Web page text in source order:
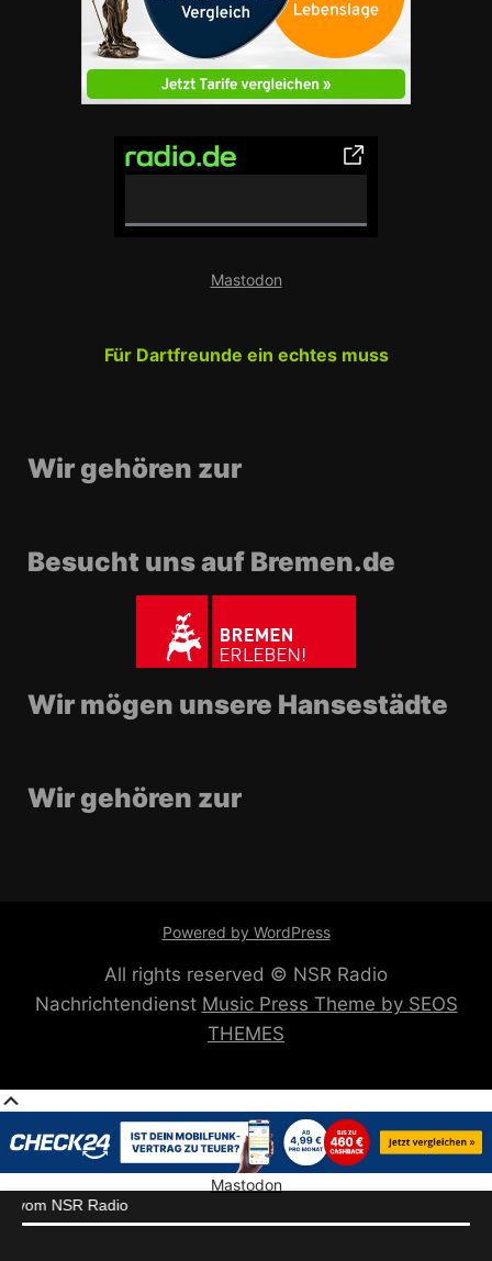
Mastodon
Für Dartfreunde ein echtes muss
Wir gehören zur
Besucht uns auf Bremen.de
Wir mögen unsere Hansestädte
Wir gehören zur
Powered by WordPress
All rights reserved © NSR Radio
Nachrichtendienst Music Press Theme by SEOS
THEMES
NSR Radio
Mastodon